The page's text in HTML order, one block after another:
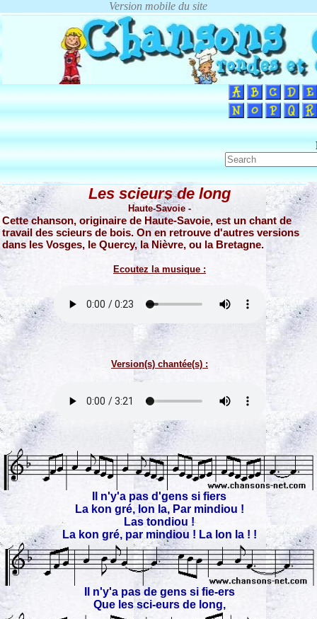
Les scieurs de long
Haute-Savoie -
Cette chanson, originaire de Haute-Savoie, est un chant de
travail des scieurs de bois. On en retrouve d'autres versions
dans les Vosges, le Quercy, la Nièvre, ou la Bretagne.
Ecoutez la musique :
Version(s) chantée(s) :
Il n'y'a pas d'gens si fiers
La kon gré, lon la, Par mindiou !
Las tondiou !
La kon gré, par mindiou ! La lon la ! !
Il n'y'a pas de gens si fie-ers
Que les sci-eurs de long,